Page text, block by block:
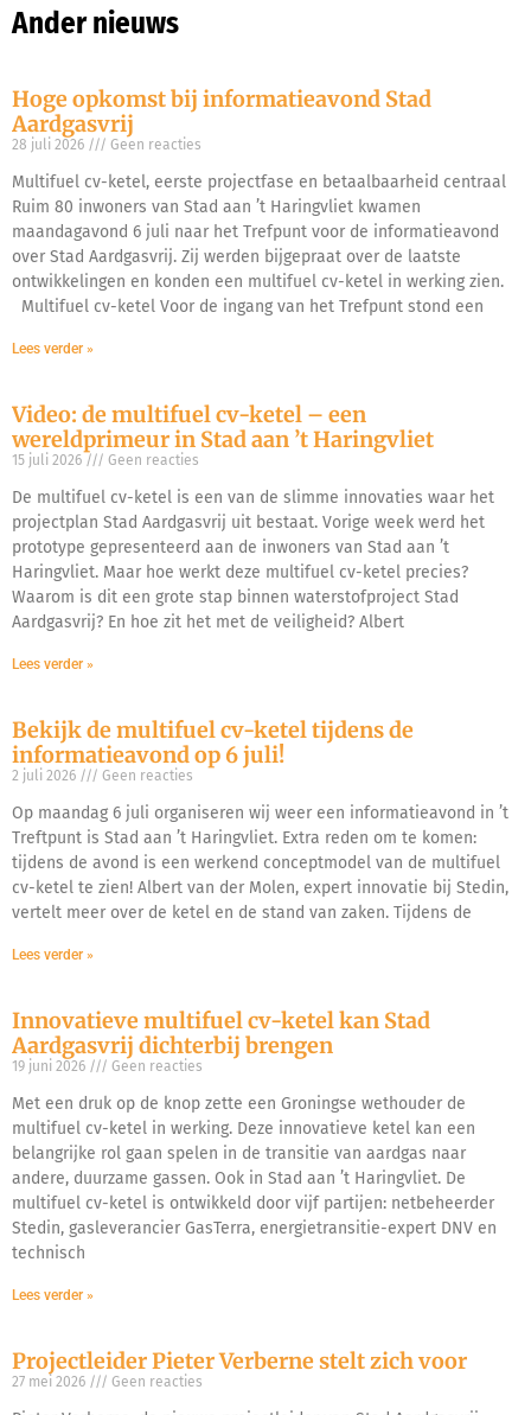
Ander nieuws
Hoge opkomst bij informatieavond Stad
Aardgasvrij
28 juli 2026 Geen reacties
Multifuel cv-ketel, eerste projectfase en betaalbaarheid centraal
Ruim 80 inwoners van Stad aan ’t Haringvliet kwamen
maandagavond 6 juli naar het Trefpunt voor de informatieavond
over Stad Aardgasvrij. Zij werden bijgepraat over de laatste
ontwikkelingen en konden een multifuel cv-ketel in werking zien.
Multifuel cv-ketel Voor de ingang van het Trefpunt stond een
Lees verder »
Video: de multifuel cv-ketel – een
wereldprimeur in Stad aan ’t Haringvliet
15 juli 2026 Geen reacties
De multifuel cv-ketel is een van de slimme innovaties waar het
projectplan Stad Aardgasvrij uit bestaat. Vorige week werd het
prototype gepresenteerd aan de inwoners van Stad aan ’t
Haringvliet. Maar hoe werkt deze multifuel cv-ketel precies?
Waarom is dit een grote stap binnen waterstofproject Stad
Aardgasvrij? En hoe zit het met de veiligheid? Albert
Lees verder »
Bekijk de multifuel cv-ketel tijdens de
informatieavond op 6 juli!
2 juli 2026 Geen reacties
Op maandag 6 juli organiseren wij weer een informatieavond in ’t
Treftpunt is Stad aan ’t Haringvliet. Extra reden om te komen:
tijdens de avond is een werkend conceptmodel van de multifuel
cv-ketel te zien! Albert van der Molen, expert innovatie bij Stedin,
vertelt meer over de ketel en de stand van zaken. Tijdens de
Lees verder »
Innovatieve multifuel cv-ketel kan Stad
Aardgasvrij dichterbij brengen
19 juni 2026 Geen reacties
Met een druk op de knop zette een Groningse wethouder de
multifuel cv-ketel in werking. Deze innovatieve ketel kan een
belangrijke rol gaan spelen in de transitie van aardgas naar
andere, duurzame gassen. Ook in Stad aan ’t Haringvliet. De
multifuel cv-ketel is ontwikkeld door vijf partijen: netbeheerder
Stedin, gasleverancier GasTerra, energietransitie-expert DNV en
technisch
Lees verder »
Projectleider Pieter Verberne stelt zich voor
27 mei 2026 Geen reacties